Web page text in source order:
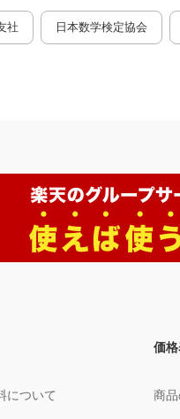
社 日本数学検定協会
について
価
商